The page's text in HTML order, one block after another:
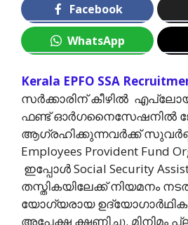
Facebook
WhatsApp
Kerala EPFO SSA
സര്‍ക്കാരിന് കീഴില്‍
ഫണ്ട്‌ ഓര്‍ഗനൈസേഷനില്‍
ആഗ്രഹിക്കുന്നവര്‍ക്ക്
Employees Provident Fund
ഇപ്പോള്‍ Social Security
തസ്തികയിലേക്ക് നിയമനം
യോഗ്യരായ
അപേക്ഷ ക്ഷണിച്ചു. മിനിമം